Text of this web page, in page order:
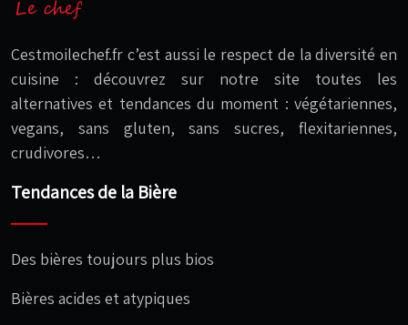
Cestmoilechef.fr c’est aussi le respect de la diversité en
cuisine : découvrez sur notre site toutes les
alternatives et tendances du moment : végétariennes,
vegans, sans gluten, sans sucres, flexitariennes,
crudivores…
Tendances de la Bière
Des bières toujours plus bios
Bières acides et atypiques